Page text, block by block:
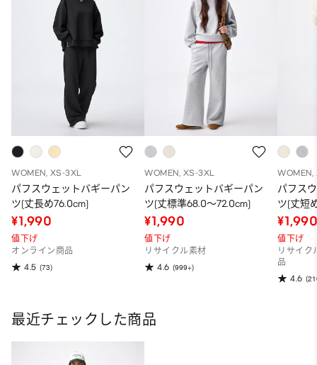
WOMEN, XS-3XL
パフスウェットバギーパン
ツ(丈長め76.0cm)
¥1,990
値下げ
オンライン商品
4.5 (73)
WOMEN, XS-3XL
パフスウェットバギーパン
ツ(丈標準68.0～72.0cm)
¥1,990
値下げ
リサイクル素材
4.6 (999+)
WOMEN,
パフス
ツ(丈短
値下げ
リサイク
品
4.6
最近チェックした商品